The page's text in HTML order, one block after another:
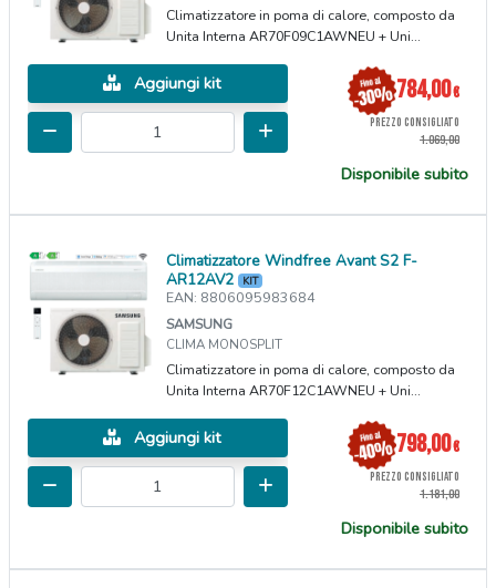
Climatizzatore in poma di calore, composto da
Unita Interna AR70F09C1AWNEU + Uni...
Aggiungi kit 784,00€
PREZZO CONSIGLIATO
1.069,00
Disponibile subito
Climatizzatore Windfree Avant S2 F-
AR12AV2 KIT
EAN: 8806095983684
SAMSUNG
CLIMA MONOSPLIT
Climatizzatore in poma di calore, composto da
Unita Interna AR70F12C1AWNEU + Uni...
Aggiungi kit 798,00€
PREZZO CONSIGLIATO
1.181,00
Disponibile subito